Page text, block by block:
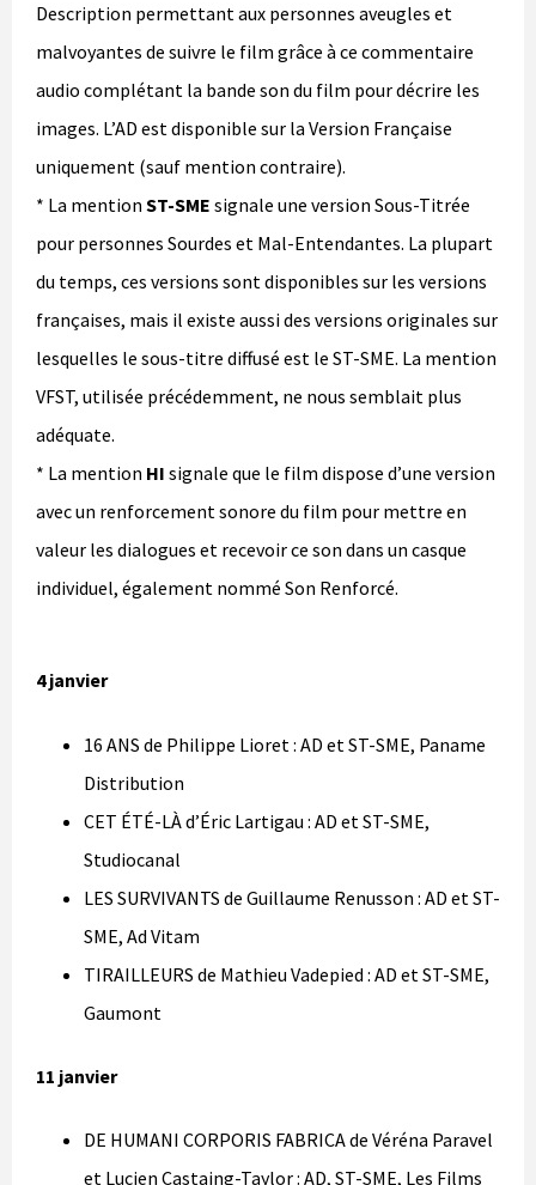
Description permettant aux personnes aveugles et
malvoyantes de suivre le film grâce à ce commentaire
audio complétant la bande son du film pour décrire les
images. L’AD est disponible sur la Version Française
uniquement (sauf mention contraire).
* La mention ST-SME signale une version Sous-Titrée
pour personnes Sourdes et Mal-Entendantes. La plupart
du temps, ces versions sont disponibles sur les versions
françaises, mais il existe aussi des versions originales sur
lesquelles le sous-titre diffusé est le ST-SME. La mention
VFST, utilisée précédemment, ne nous semblait plus
adéquate.
* La mention HI signale que le film dispose d’une version
avec un renforcement sonore du film pour mettre en
valeur les dialogues et recevoir ce son dans un casque
individuel, également nommé Son Renforcé.
4 janvier
16 ANS de Philippe Lioret : AD et ST-SME, Paname
Distribution
CET ÉTÉ-LÀ d’Éric Lartigau : AD et ST-SME,
Studiocanal
LES SURVIVANTS de Guillaume Renusson : AD et ST-
SME, Ad Vitam
TIRAILLEURS de Mathieu Vadepied : AD et ST-SME,
Gaumont
11 janvier
DE HUMANI CORPORIS FABRICA de Véréna Paravel
et Lucien Castaing-Taylor : AD, ST-SME, Les Films